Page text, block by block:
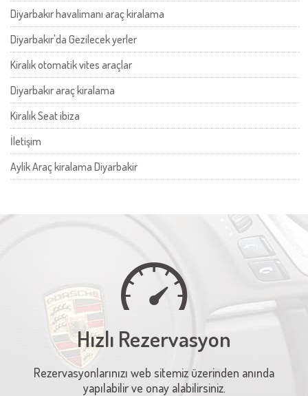
Diyarbakır havalimanı araç kiralama
Diyarbakır'da Gezilecek yerler
Kiralık otomatik vites araçlar
Diyarbakır araç kiralama
‎Kiralık Seat ibiza
İletişim
Aylik Araç kiralama Diyarbakir
Hızlı Rezervasyon
Rezervasyonlarınızı web sitemiz üzerinden anında
yapılabilir ve onay alabilirsiniz.